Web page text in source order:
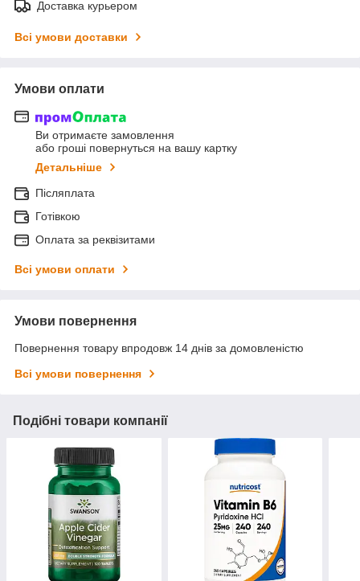
Доставка курьером
Всі умови доставки
Умови оплати
Ви отримаєте замовлення
або гроші повернуться на вашу картку
Детальніше
Післяплата
Готівкою
Оплата за реквізитами
Всі умови оплати
Умови повернення
Повернення товару впродовж 14 днів за домовленістю
Всі умови повернення
Подібні товари компанії